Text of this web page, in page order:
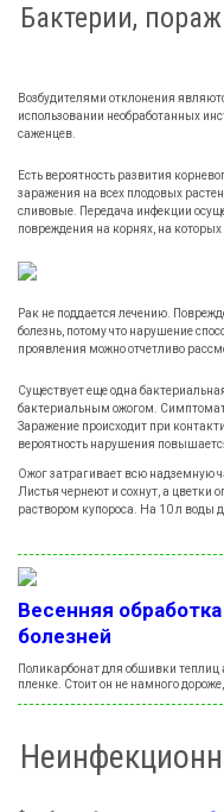
Бактерии,
Возбудителями отклонения
использовании необработанных
саженцев.
Есть вероятность развития
заражения на всех плодовых
сливовые. Передача инфекции
повреждения на корнях, на
Рак не поддается лечению.
болезнь, потому что нарушение
проявления можно отчетливо
Существует еще одна
бактериальным ожогом.
Заражение происходит при
вероятность нарушения
Ожог затрагивает всю надземную
Листья чернеют и сохнут, а
раствором купороса. На 10 л воды
Весенняя
болезней
Поликарбонат для обшивки теплиц
пленке. Стоит он не намного дороже,